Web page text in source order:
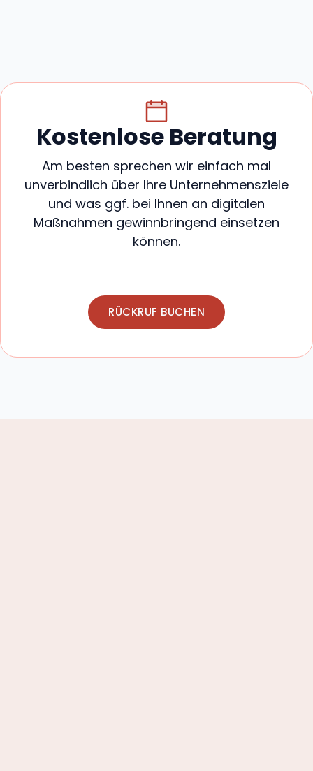
Kostenlose Beratung
Am besten sprechen wir einfach mal
unverbindlich über Ihre Unternehmensziele
und was ggf. bei Ihnen an digitalen
Maßnahmen gewinnbringend einsetzen
können.
RÜCKRUF BUCHEN